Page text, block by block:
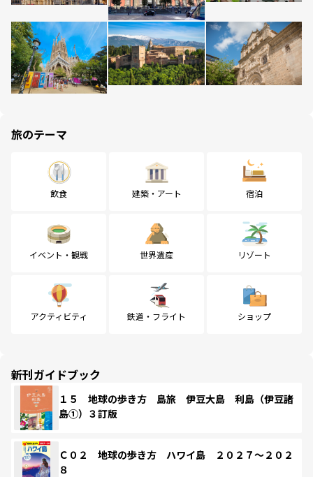
旅のテーマ
飲食 建築・アート 宿泊
イベント・観戦 世界遺産 リゾート
アクティビティ 鉄道・フライト ショップ
新刊ガイドブック
１５ 地球の歩き方 島旅 伊豆大島 利島（伊豆諸
島①）３訂版
Ｃ０２ 地球の歩き方 ハワイ島 ２０２７～２０２
８